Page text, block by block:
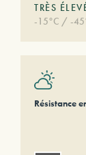
TRÈS
-15°C / -
Résistance